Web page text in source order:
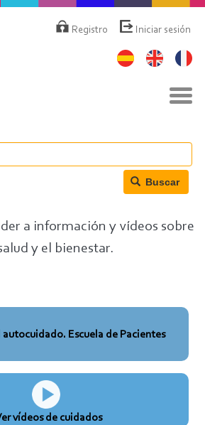
deRegistro Iniciar sesión
Buscar
a información y vídeos sobre
y el bienestar.
autocuidado. Escuela de Pacientes
vídeos de cuidados